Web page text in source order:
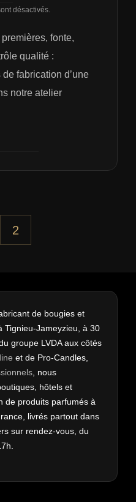
le
désactivés.
fonte,
qualité :
fabrication d’une
notre atelier
2
de bougies et
Tignieu-Jameyzieu, à 30
groupe LVDA aux côtés
et de Pro-Candles,
, nous
hôtels et
de produits parfumés à
livrés partout dans
sur rendez-vous, du